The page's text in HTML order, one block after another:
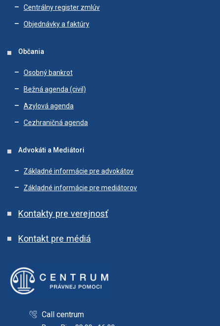
Centrálny register zmlúv
Objednávky a faktúry
Občania
Osobný bankrot
Bežná agenda (civil)
Azylová agenda
Cezhraničná agenda
Advokáti a Mediátori
Základné informácie pre advokátov
Základné informácie pre mediátorov
Kontakty pre verejnosť
Kontakt pre médiá
Call centrum